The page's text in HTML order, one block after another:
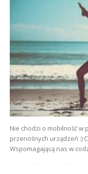
Nie chodzi o mobilność
przenośnych urządzeń :)
Wspomagającą nas w